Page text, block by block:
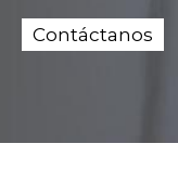
Contáctanos